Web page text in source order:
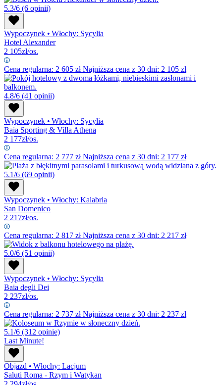
5.3/6 (6 opinii)
Wypoczynek • Włochy: Sycylia
Hotel Alexander
2 105zł/os.
Cena regularna: 2 605 złNajniższa cena z 30 dni: 2 105 zł
4.8/6 (41 opinii)
Wypoczynek • Włochy: Sycylia
Baia Sporting & Villa Athena
2 177zł/os.
Cena regularna: 2 777 złNajniższa cena z 30 dni: 2 177 zł
5.1/6 (69 opinii)
Wypoczynek • Włochy: Kalabria
San Domenico
2 217zł/os.
Cena regularna: 2 817 złNajniższa cena z 30 dni: 2 217 zł
5.0/6 (51 opinii)
Wypoczynek • Włochy: Sycylia
Baia degli Dei
2 237zł/os.
Cena regularna: 2 737 złNajniższa cena z 30 dni: 2 237 zł
5.1/6 (312 opinie)
Last Minute!
Objazd • Włochy: Lacjum
Saluti Roma - Rzym i Watykan